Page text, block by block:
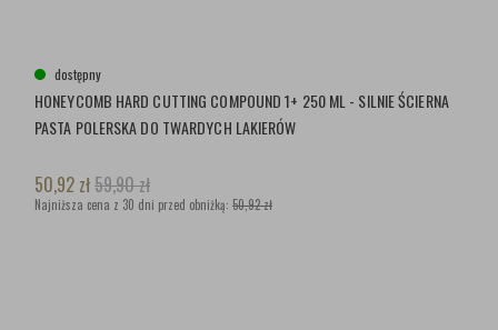
dostępny
HONEYCOMB HARD CUTTING COMPOUND 1+ 250 ML - SILNIE ŚCIERNA
PASTA POLERSKA DO TWARDYCH LAKIERÓW
50,92 zł59,90zł
Najniższa cena z 30 dni przed obniżką: 50,92 zł